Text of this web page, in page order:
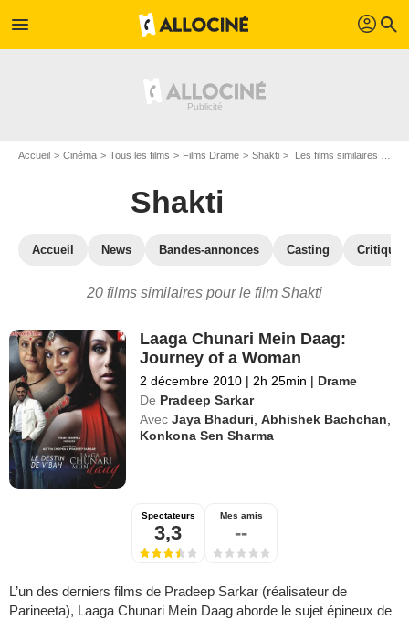
menu profil search
Accueil Cinéma Tous les films Films Drame Shakti Les films similaires à "Shakti"
Shakti
Accueil News Bandes-annonces Casting
20 films similaires pour le film Shakti
Laaga Chunari Mein Daag:
Journey of a Woman
2 décembre 2010 | 2h 25min | Drame
De Pradeep Sarkar
Avec Jaya Bhaduri ,Abhishek Bachchan
Konkona Sen Sharma
Spectateurs
3,3
Mes amis
--
L’un des derniers films de Pradeep Sarkar (réalisateur de
Parineeta), Laaga Chunari Mein Daag aborde le sujet épineux de